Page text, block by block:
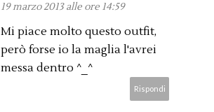
19 marzo 2013 alle ore 14:59
Mi piace molto questo outfit,
però forse io la maglia l'avrei
messa dentro ^_^
Rispondi